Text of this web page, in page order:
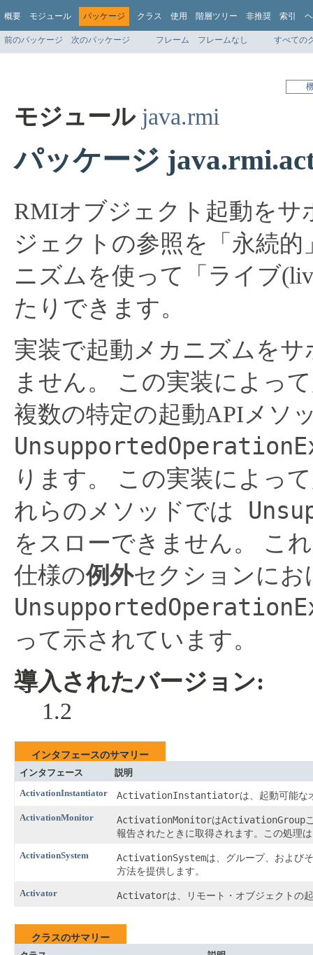
概要 モジュール パッケージ クラス 使用 階層ツリー 非推奨 索引
前のパッケージ 次のパッケージ フレーム フレームなし すべての
モジュール java.rmi
パッケージ
RMIオブジェクト起動をサ
ジェクトの参照を「永続
ニズムを使って「ライブ
たりできます。
実装で起動メカニズムを
ません。
この実装によっ
複数の特定の起動APIメソ
ります。
この実装によっ
れらのメソッドでは
をスローできません。
こ
仕様の例外セクションにお
って示されています。
導入されたバージョン:
1.2
インタフェースのサマリー
インタフェース
説明
ActivationInstantiator
ActivationInstantiatorは、起動可能な
ActivationMonitor ActivationMonitorはActivationGroup
報告されたときに取得されます。この処理
ActivationSystem ActivationSystemは、グループ、および
方法を提供します。
Activator Activatorは、リモート・オブジェクトの
クラスのサマリー